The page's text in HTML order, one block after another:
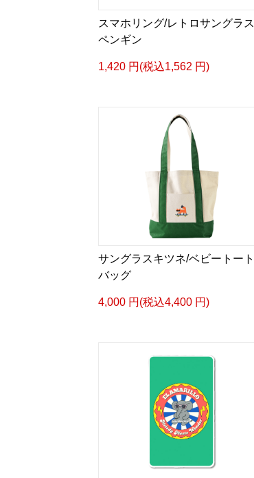
スマホリング/レトロサングラス
ペンギン
1,420 円(税込1,562 円)
サングラスキツネ/ベビートート
バッグ
4,000 円(税込4,400 円)